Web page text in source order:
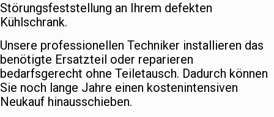
Störungsfeststellung an Ihrem defekten
Kühlschrank.
Unsere professionellen Techniker installieren das
benötigte Ersatzteil oder reparieren
bedarfsgerecht ohne Teiletausch. Dadurch können
Sie noch lange Jahre einen kostenintensiven
Neukauf hinausschieben.